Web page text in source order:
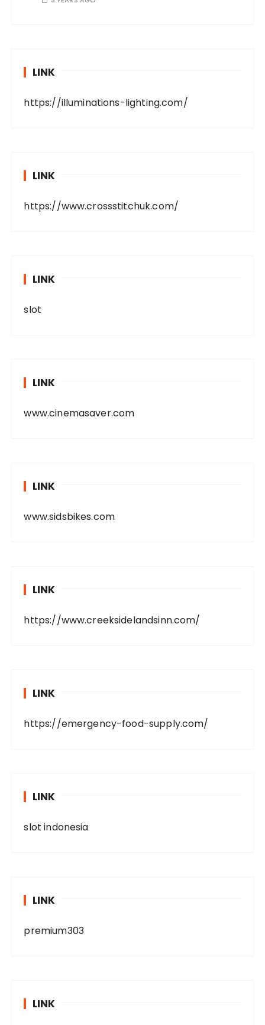
LINK
https://illuminations-lighting.com/
LINK
https://www.crossstitchuk.com/
LINK
slot
LINK
www.cinemasaver.com
LINK
www.sidsbikes.com
LINK
https://www.creeksidelandsinn.com/
LINK
https://emergency-food-supply.com/
LINK
slot indonesia
LINK
premium303
LINK